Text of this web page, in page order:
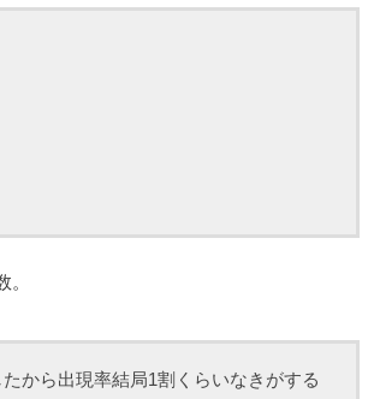
から出現率結局1割くらいなきがする